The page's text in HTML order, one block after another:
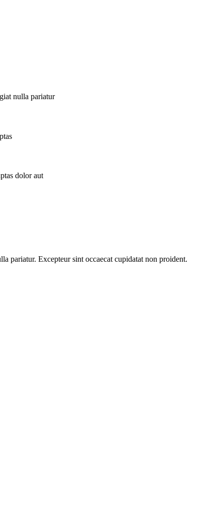
nulla pariatur
dolor aut
pariatur. Excepteur sint occaecat cupidatat non proident.